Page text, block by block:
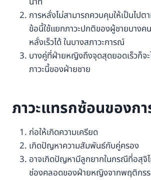
การหลั่งไม่สามารถควบคุมให้เป็นไปต
ข้อนี้ใช้แยกภาวะปกติของผู้ชายบางค
หลั่งเร็วได้ ในบางสภาวะการณ์
บางคู่ที่ฝ่ายหญิงถึงจุดสุดยอดเร็วก็จ
ภาวะนี้ของฝ่ายชาย
ภาวะแทรกซ้อนของกา
ก่อให้เกิดความเครียด
เกิดปัญหาความสัมพันธ์กับคู่ครอง
อาจเกิดปัญหามีลูกยากในกรณีที่อสุจิไ
ช่องคลอดของฝ่ายหญิงจากพฤติกรร